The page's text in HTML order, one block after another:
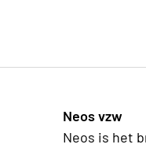
Neos vzw
Neos is het